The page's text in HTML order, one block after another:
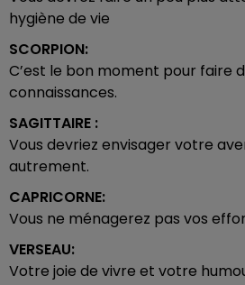
hygiène de vie
SCORPION:
C’est le bon moment pour faire
connaissances.
SAGITTAIRE :
Vous devriez envisager votre
autrement.
CAPRICORNE:
Vous ne ménagerez pas vos
VERSEAU:
Votre joie de vivre et votre